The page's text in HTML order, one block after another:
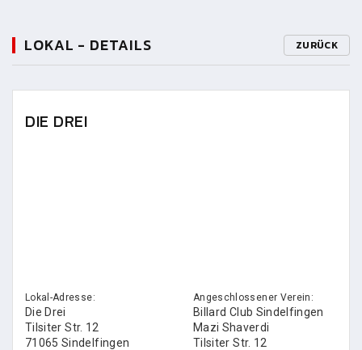
LOKAL - DETAILS ZURÜCK
DIE DREI
Lokal-Adresse:
Die Drei
Tilsiter Str. 12
71065 Sindelfingen
Angeschlossener Verein:
Billard Club Sindelfingen
Mazi Shaverdi
Tilsiter Str. 12